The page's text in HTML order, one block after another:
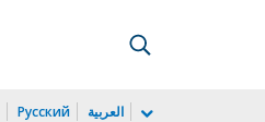
Русский العربية